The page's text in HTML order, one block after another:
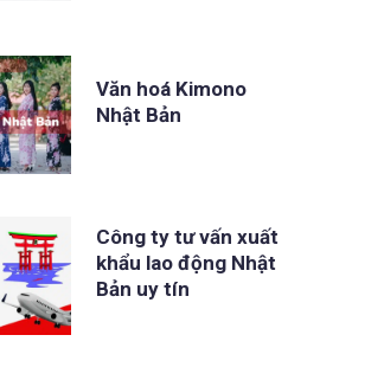
Văn hoá Kimono
Nhật Bản
Công ty tư vấn xuất
khẩu lao động Nhật
Bản uy tín